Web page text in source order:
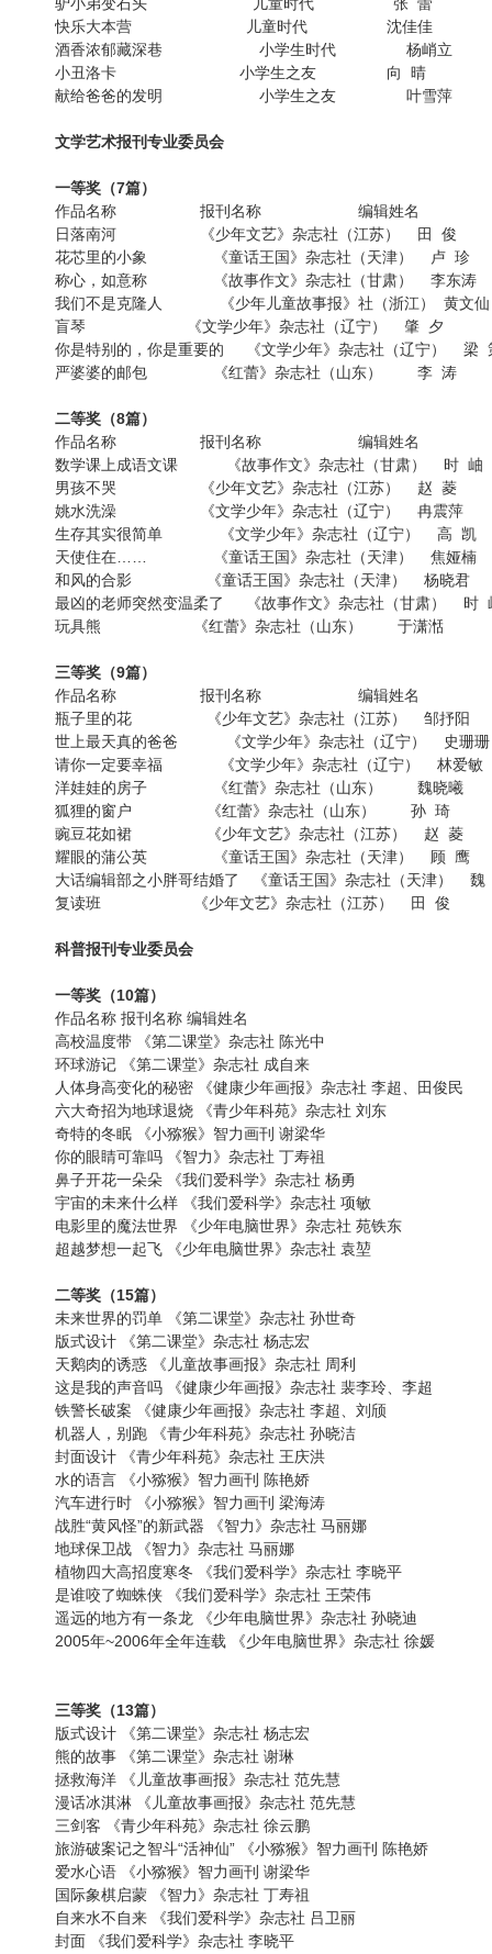
快乐大本营 儿童时代 沈佳佳
酒香浓郁藏深巷 小学生时代 杨峭立
小丑洛卡 小学生之友 向 晴
献给爸爸的发明 小学生之友 叶雪萍
文学艺术报刊专业委员会
一等奖（7篇）
作品名称 报刊名称 编辑姓名
日落南河 《少年文艺》杂志社（江苏） 田 俊
花芯里的小象 《童话王国》杂志社（天津） 卢 珍
称心，如意称 《故事作文》杂志社（甘肃） 李东涛
我们不是克隆人 《少年儿童故事报》社（浙江） 黄文仙
盲琴 《文学少年》杂志社（辽宁） 肇 夕
你是特别的，你是重要的 《文学少年》杂志社（辽宁） 梁
严婆婆的邮包 《红蕾》杂志社（山东） 李 涛
二等奖（8篇）
作品名称 报刊名称 编辑姓名
数学课上成语文课 《故事作文》杂志社（甘肃） 时 岫
男孩不哭 《少年文艺》杂志社（江苏） 赵 菱
姚水洗澡 《文学少年》杂志社（辽宁） 冉震萍
生存其实很简单 《文学少年》杂志社（辽宁） 高 凯
天使住在…… 《童话王国》杂志社（天津） 焦娅楠
和风的合影 《童话王国》杂志社（天津） 杨晓君
最凶的老师突然变温柔了 《故事作文》杂志社（甘肃） 时
玩具熊 《红蕾》杂志社（山东） 于潇湉
三等奖（9篇）
作品名称 报刊名称 编辑姓名
瓶子里的花 《少年文艺》杂志社（江苏） 邹抒阳
世上最天真的爸爸 《文学少年》杂志社（辽宁） 史珊珊
请你一定要幸福 《文学少年》杂志社（辽宁） 林爱敏
洋娃娃的房子 《红蕾》杂志社（山东） 魏晓曦
狐狸的窗户 《红蕾》杂志社（山东） 孙 琦
豌豆花如裙 《少年文艺》杂志社（江苏） 赵 菱
耀眼的蒲公英 《童话王国》杂志社（天津） 顾 鹰
大话编辑部之小胖哥结婚了 《童话王国》杂志社（天津） 魏
复读班 《少年文艺》杂志社（江苏） 田 俊
科普报刊专业委员会
一等奖（10篇）
作品名称 报刊名称 编辑姓名
高校温度带 《第二课堂》杂志社 陈光中
环球游记 《第二课堂》杂志社 成自来
人体身高变化的秘密 《健康少年画报》杂志社 李超、田俊民
六大奇招为地球退烧 《青少年科苑》杂志社 刘东
奇特的冬眠 《小猕猴》智力画刊 谢梁华
你的眼睛可靠吗 《智力》杂志社 丁寿祖
鼻子开花一朵朵 《我们爱科学》杂志社 杨勇
宇宙的未来什么样 《我们爱科学》杂志社 项敏
电影里的魔法世界 《少年电脑世界》杂志社 苑铁东
超越梦想一起飞 《少年电脑世界》杂志社 袁堃
二等奖（15篇）
未来世界的罚单 《第二课堂》杂志社 孙世奇
版式设计 《第二课堂》杂志社 杨志宏
天鹅肉的诱惑 《儿童故事画报》杂志社 周利
这是我的声音吗 《健康少年画报》杂志社 裴李玲、李超
铁警长破案 《健康少年画报》杂志社 李超、刘颀
机器人，别跑 《青少年科苑》杂志社 孙晓洁
封面设计 《青少年科苑》杂志社 王庆洪
水的语言 《小猕猴》智力画刊 陈艳娇
汽车进行时 《小猕猴》智力画刊 梁海涛
战胜“黄风怪”的新武器 《智力》杂志社 马丽娜
地球保卫战 《智力》杂志社 马丽娜
植物四大高招度寒冬 《我们爱科学》杂志社 李晓平
是谁咬了蜘蛛侠 《我们爱科学》杂志社 王荣伟
遥远的地方有一条龙 《少年电脑世界》杂志社 孙晓迪
2005年~2006年全年连载 《少年电脑世界》杂志社 徐媛
三等奖（13篇）
版式设计 《第二课堂》杂志社 杨志宏
熊的故事 《第二课堂》杂志社 谢琳
拯救海洋 《儿童故事画报》杂志社 范先慧
漫话冰淇淋 《儿童故事画报》杂志社 范先慧
三剑客 《青少年科苑》杂志社 徐云鹏
旅游破案记之智斗“活神仙” 《小猕猴》智力画刊 陈艳娇
爱水心语 《小猕猴》智力画刊 谢梁华
国际象棋启蒙 《智力》杂志社 丁寿祖
自来水不自来 《我们爱科学》杂志社 吕卫丽
封面 《我们爱科学》杂志社 李晓平